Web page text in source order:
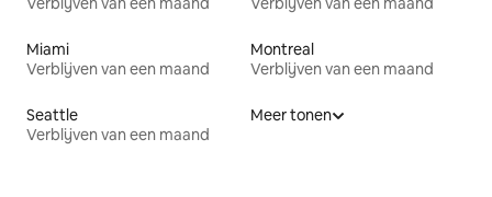
Miami
Verblijven van een maand
Montreal
Verblijven van een maand
Seattle
Verblijven van een maand
Meer tonen